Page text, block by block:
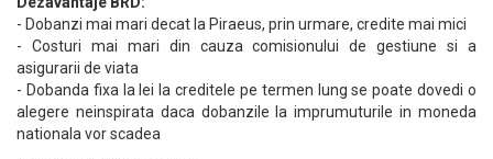
- Dobanzi mai mari decat la Piraeus, prin urmare, credite mai mici
- Costuri mai mari din cauza comisionului de gestiune si a
asigurarii de viata
- Dobanda fixa la lei la creditele pe termen lung se poate dovedi o
alegere neinspirata daca dobanzile la imprumuturile in moneda
nationala vor scadea